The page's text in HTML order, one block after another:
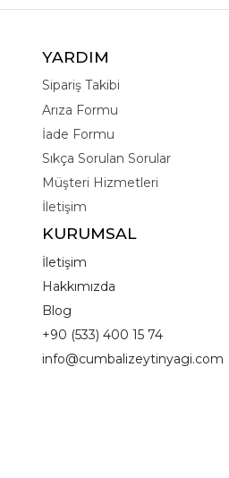
YARDIM
Sipariş Takibi
Arıza Formu
İade Formu
Sıkça Sorulan Sorular
Müşteri Hizmetleri
İletişim
KURUMSAL
İletişim
Hakkımızda
Blog
+90 (533) 400 15 74
info@cumbalizeytinyagi.com